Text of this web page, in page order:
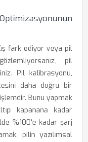
fark ediyor veya pil
pil
Pil kalibrasyonu,
daha doğru bir
Bunu yapmak
kapanana kadar
%100'e kadar şarj
pilin yazılımsal